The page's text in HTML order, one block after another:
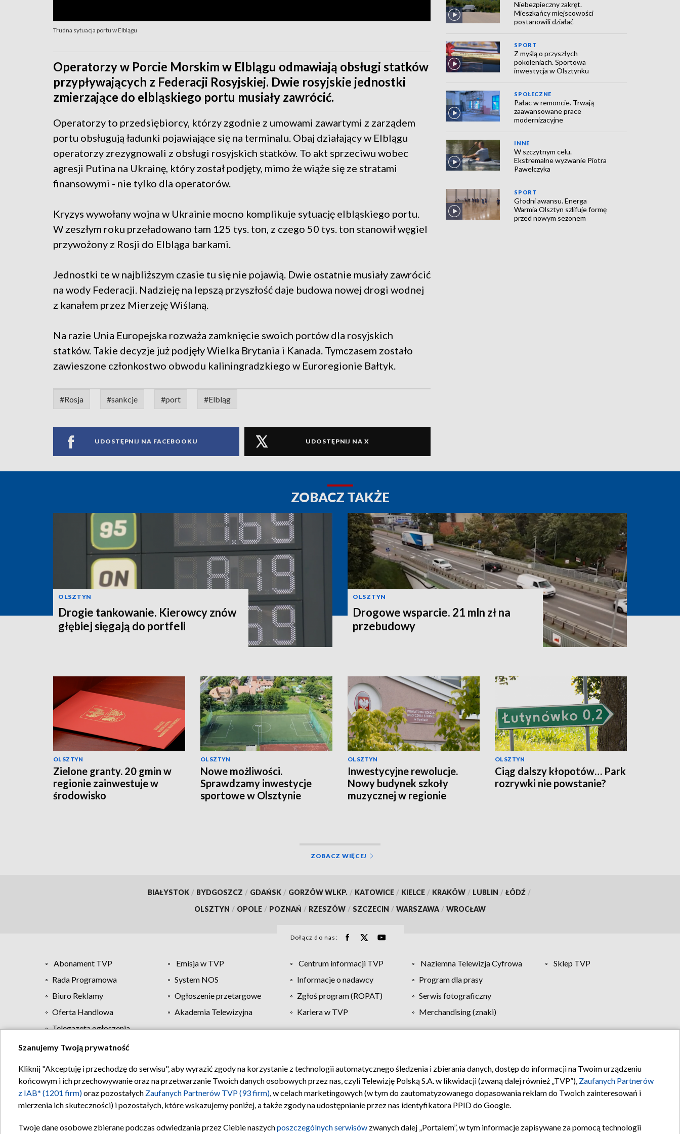
Trudna sytuacja portu w Elblągu
Operatorzy w Porcie Morskim w Elblągu odmawiają obsługi statków
przypływających z Federacji Rosyjskiej. Dwie rosyjskie jednostki
zmierzające do elbląskiego portu musiały zawrócić.
Operatorzy to przedsiębiorcy, którzy zgodnie z umowami zawartymi z zarządem
portu obsługują ładunki pojawiające się na terminalu. Obaj działający w Elblągu
operatorzy zrezygnowali z obsługi rosyjskich statków. To akt sprzeciwu wobec
agresji Putina na Ukrainę, który został podjęty, mimo że wiąże się ze stratami
finansowymi - nie tylko dla operatorów.
Kryzys wywołany wojna w Ukrainie mocno komplikuje sytuację elbląskiego portu.
W zeszłym roku przeładowano tam 125 tys. ton, z czego 50 tys. ton stanowił węgiel
przywożony z Rosji do Elbląga barkami.
Jednostki te w najbliższym czasie tu się nie pojawią. Dwie ostatnie musiały zawrócić
na wody Federacji. Nadzieję na lepszą przyszłość daje budowa nowej drogi wodnej
z kanałem przez Mierzeję Wiślaną.
Na razie Unia Europejska rozważa zamknięcie swoich portów dla rosyjskich
statków. Takie decyzje już podjęły Wielka Brytania i Kanada. Tymczasem zostało
zawieszone członkostwo obwodu kaliningradzkiego w Euroregionie Bałtyk.
#Rosja #sankcje #port #Elbląg
UDOSTĘPNIJ NA FACEBOOKU UDOSTĘPNIJ NA X
Niebezpieczny zakręt.
Mieszkańcy miejscowości
postanowili działać
SPORT
Z myślą o przyszłych
pokoleniach. Sportowa
inwestycja w Olsztynku
SPOŁECZNE
Pałac w remoncie. Trwają
zaawansowane prace
modernizacyjne
INNE
W szczytnym celu.
Ekstremalne wyzwanie Piotra
Pawelczyka
SPORT
Głodni awansu. Energa
Warmia Olsztyn szlifuje formę
przed nowym sezonem
ZOBACZ TAKŻE
OLSZTYN
Drogie tankowanie. Kierowcy znów
głębiej sięgają do portfeli
OLSZTYN
Drogowe wsparcie. 21 mln zł na
przebudowy
OLSZTYN
Zielone granty. 20 gmin w
regionie zainwestuje w
środowisko
OLSZTYN
Nowe możliwości.
Sprawdzamy inwestycje
sportowe w Olsztynie
OLSZTYN
Inwestycyjne rewolucje.
Nowy budynek szkoły
muzycznej w regionie
OLSZTYN
Ciąg dalszy kłopotów… Park
rozrywki nie powstanie?
ZOBACZ WIĘCEJ
BIAŁYSTOK / BYDGOSZCZ / GDAŃSK / GORZÓW WLKP. / KATOWICE / KIELCE / KRAKÓW / LUBLIN / ŁÓDŹ /
OLSZTYN / OPOLE / POZNAŃ / RZESZÓW / SZCZECIN / WARSZAWA / WROCŁAW
Dołącz do nas:
Abonament TVP Emisja w TVP Centrum informacji TVP Naziemna Telewizja Cyfrowa
Sklep TVP
Rada Programowa
System NOS Informacje o nadawcy
Program dla prasy
Biuro Reklamy
Ogłoszenie przetargowe Zgłoś program (ROPAT)
Serwis fotograficzny
Oferta Handlowa
Akademia Telewizyjna Kariera w TVP
Merchandising (znaki)
Telegazeta ogłoszenia
Regulamin TVP Polityka prywatności Moje zgody Pomoc Biuro reklamy Kontakt
Szanujemy Twoją prywatność
Kliknij "Akceptuję i przechodzę do serwisu", aby wyrazić zgody na korzystanie z technologii automatycznego śledzenia i zbierania danych, dostęp do informacji na Twoim urządzeniu
końcowym i ich przechowywanie oraz na przetwarzanie Twoich danych osobowych przez nas, czyli Telewizję Polską S.A. w likwidacji (zwaną dalej również „TVP”), Zaufanych Partnerów
z IAB* (1201 firm)oraz pozostałych Zaufanych Partnerów TVP (93 firm), w celach marketingowych (w tym do zautomatyzowanego dopasowania reklam do Twoich zainteresowań i
mierzenia ich skuteczności) i pozostałych, które wskazujemy poniżej, a także zgody na udostępnianie przez nas identyfikatora PPID do Google.
Twoje dane osobowe zbierane podczas odwiedzania przez Ciebie naszychposzczególnych serwisów zwanych dalej „Portalem”, w tym informacje zapisywane za pomocą technologii